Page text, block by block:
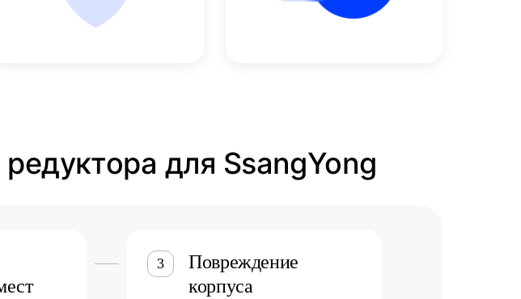
для SsangYong
3
Повреждение
корпуса